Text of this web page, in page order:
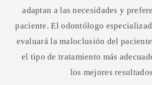
adaptan a las necesidades y
paciente. El odontólogo
evaluará la maloclusión del
el tipo de tratamiento más
los mejores